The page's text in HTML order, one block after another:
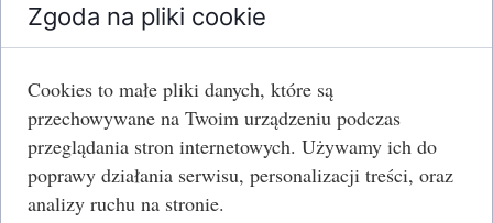
Szerokość:1200 mm
Grubość:
0,53 mm
mb
Cena brutto:555,54 PLN/mb
Dowiedz się więcej:
Zgoda na pliki cookie
Cookies to małe pliki danych, które są
przechowywane na Twoim urządzeniu podczas
przeglądania stron internetowych. Używamy ich do
poprawy działania serwisu, personalizacji treści, oraz
analizy ruchu na stronie.